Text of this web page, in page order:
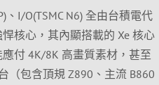
、I/O(TSMC N6) 全由台積電代
核心，其內顯搭載的 Xe 核心
付 4K/8K 高畫質素材，甚至
（包含頂規 Z890、主流 B860